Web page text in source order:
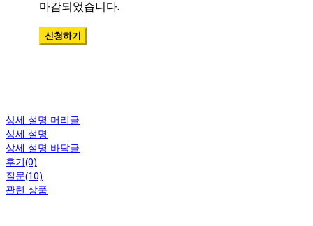
상세 설명 머리글
상세 설명
상세 설명 바닥글
후기(0)
질문(10)
관련 상품